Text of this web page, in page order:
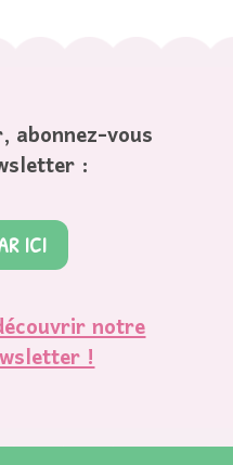
abonnez-vous
:
ICI
notre
!